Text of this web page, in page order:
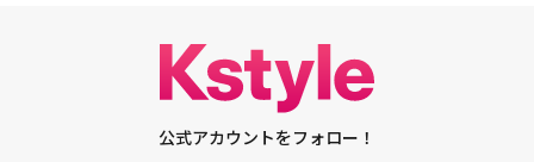
公式アカウントをフォロー！